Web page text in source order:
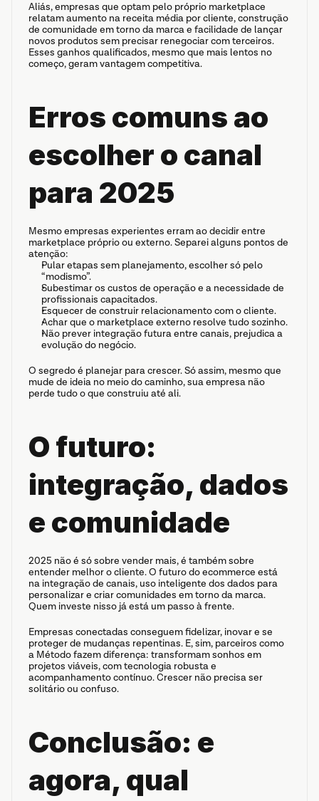
Aliás, empresas que optam pelo próprio marketplace
relatam aumento na receita média por cliente, construção
de comunidade em torno da marca e facilidade de lançar
novos produtos sem precisar renegociar com terceiros.
Esses ganhos qualificados, mesmo que mais lentos no
começo, geram vantagem competitiva.
Erros comuns ao
escolher o canal
para 2025
Mesmo empresas experientes erram ao decidir entre
marketplace próprio ou externo. Separei alguns pontos de
atenção:
Pular etapas sem planejamento, escolher só pelo
“modismo”.
Subestimar os custos de operação e a necessidade de
profissionais capacitados.
Esquecer de construir relacionamento com o cliente.
Achar que o marketplace externo resolve tudo sozinho.
Não prever integração futura entre canais, prejudica a
evolução do negócio.
O segredo é planejar para crescer. Só assim, mesmo que
mude de ideia no meio do caminho, sua empresa não
perde tudo o que construiu até ali.
O futuro:
integração, dados
e comunidade
2025 não é só sobre vender mais, é também sobre
entender melhor o cliente. O futuro do ecommerce está
na integração de canais, uso inteligente dos dados para
personalizar e criar comunidades em torno da marca.
Quem investe nisso já está um passo à frente.
Empresas conectadas conseguem fidelizar, inovar e se
proteger de mudanças repentinas. E, sim, parceiros como
a Método fazem diferença: transformam sonhos em
projetos viáveis, com tecnologia robusta e
acompanhamento contínuo. Crescer não precisa ser
solitário ou confuso.
Conclusão: e
agora, qual